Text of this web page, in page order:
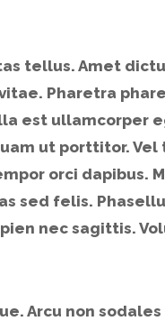
tellus. Amet
Pharetra
est ullamcorper
ut porttitor. Vel
orci dapibus.
sed felis.
nec sagittis.
Arcu non sodales